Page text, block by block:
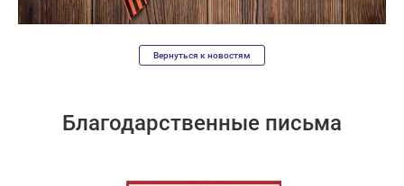
Вернуться к новостям
Благодарственные письма